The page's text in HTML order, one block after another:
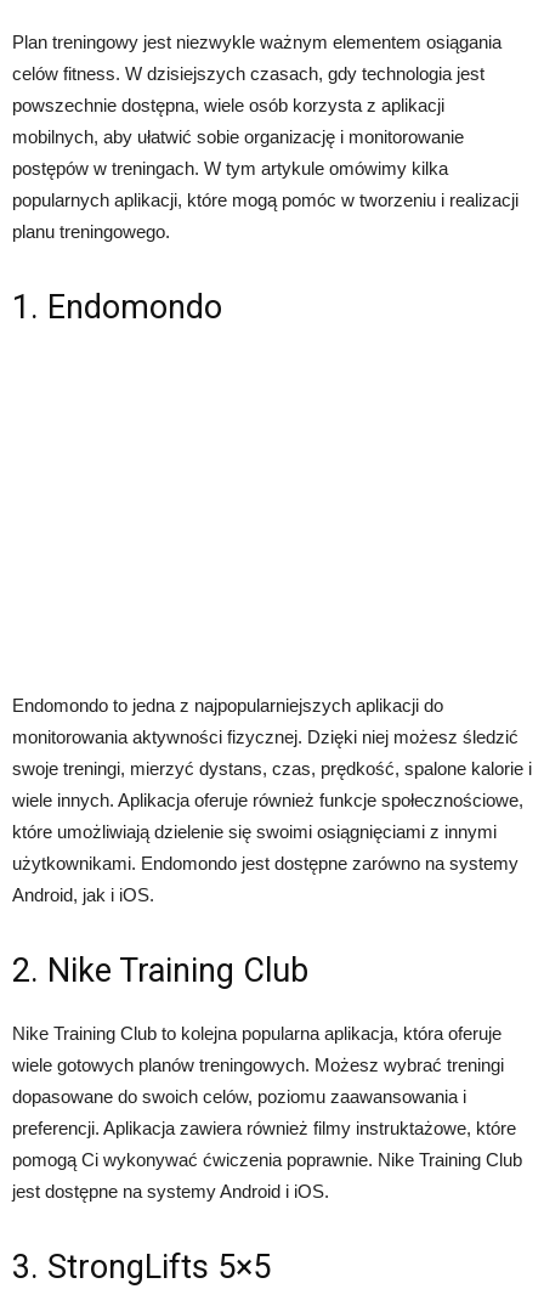
Plan treningowy jest niezwykle ważnym elementem osiągania
celów fitness. W dzisiejszych czasach, gdy technologia jest
powszechnie dostępna, wiele osób korzysta z aplikacji
mobilnych, aby ułatwić sobie organizację i monitorowanie
postępów w treningach. W tym artykule omówimy kilka
popularnych aplikacji, które mogą pomóc w tworzeniu i realizacji
planu treningowego.
1. Endomondo
Endomondo to jedna z najpopularniejszych aplikacji do
monitorowania aktywności fizycznej. Dzięki niej możesz śledzić
swoje treningi, mierzyć dystans, czas, prędkość, spalone kalorie i
wiele innych. Aplikacja oferuje również funkcje społecznościowe,
które umożliwiają dzielenie się swoimi osiągnięciami z innymi
użytkownikami. Endomondo jest dostępne zarówno na systemy
Android, jak i iOS.
2. Nike Training Club
Nike Training Club to kolejna popularna aplikacja, która oferuje
wiele gotowych planów treningowych. Możesz wybrać treningi
dopasowane do swoich celów, poziomu zaawansowania i
preferencji. Aplikacja zawiera również filmy instruktażowe, które
pomogą Ci wykonywać ćwiczenia poprawnie. Nike Training Club
jest dostępne na systemy Android i iOS.
3. StrongLifts 5×5